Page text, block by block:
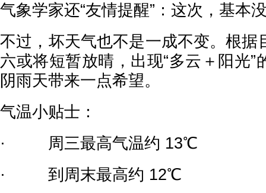
气象学家还“友情提醒”：这次，基本
不过，坏天气也不是一成不变。根据
六或将短暂放晴，出现“多云＋阳光”
阴雨天带来一点希望。
气温小贴士：
· 周三最高气温约 13℃
· 到周末最高约 12℃